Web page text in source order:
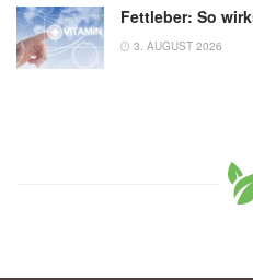
Fettleber: So
3. AUGUST 2026